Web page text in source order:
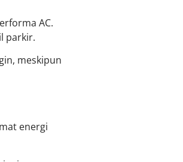
AC.
parkir.
meskipun
energi